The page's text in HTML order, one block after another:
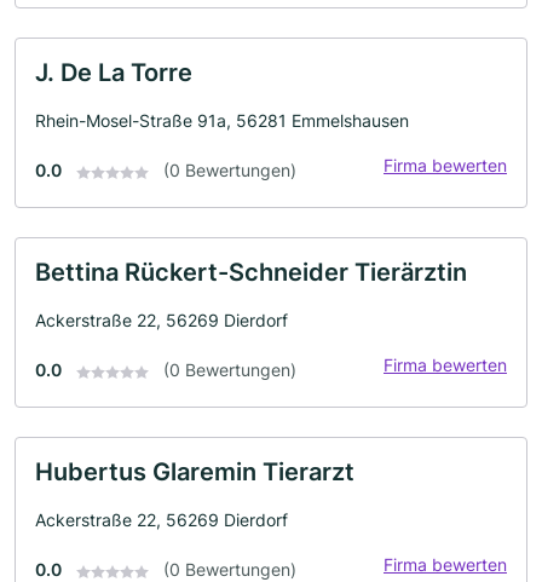
J. De La Torre
Rhein-Mosel-Straße 91a, 56281 Emmelshausen
0.0 (0 Bewertungen) Firma bewerten
Bettina Rückert-Schneider Tierärztin
Ackerstraße 22, 56269 Dierdorf
0.0 (0 Bewertungen) Firma bewerten
Hubertus Glaremin Tierarzt
Ackerstraße 22, 56269 Dierdorf
0.0 (0 Bewertungen) Firma bewerten